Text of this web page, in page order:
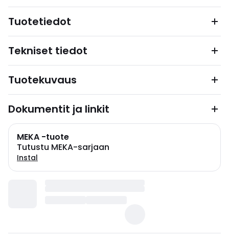
Tuotetiedot
Tekniset tiedot
Tuotekuvaus
Dokumentit ja linkit
MEKA -tuote
Tutustu MEKA-sarjaan
Instal